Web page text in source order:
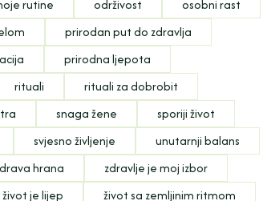
rutine održivost
osobni rast
prirodan put do zdravlja
prirodna ljepota
rituali
rituali za dobrobit
snaga žene
sporiji život
svjesno življenje
unutarnji balans
hrana
zdravlje je moj izbor
život je lijep život sa zemljinim ritmom